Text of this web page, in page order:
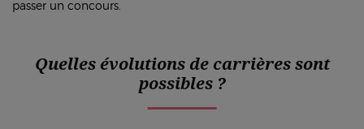
passer un concours.
Quelles évolutions de carrières sont
possibles ?